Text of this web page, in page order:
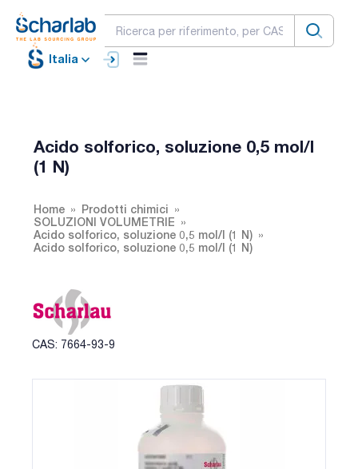
Italia
Acido solforico, soluzione 0,5 mol/l
(1 N)
Home
Prodotti chimici
SOLUZIONI VOLUMETRIE
Acido solforico, soluzione 0,5 mol/l (1 N)
Acido solforico, soluzione 0,5 mol/l (1 N)
CAS: 7664-93-9